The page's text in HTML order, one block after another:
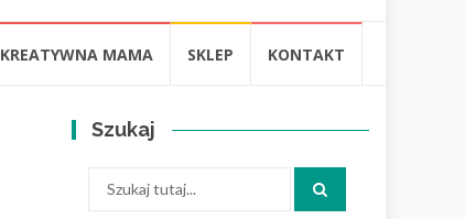
KREATYWNA MAMA SKLEP KONTAKT
Szukaj